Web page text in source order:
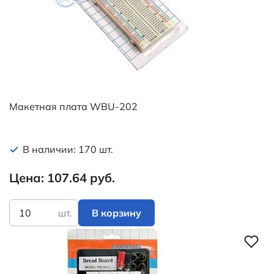
Макетная плата WBU-202
В наличии: 170 шт.
Цена: 107.64 руб.
шт. В корзину